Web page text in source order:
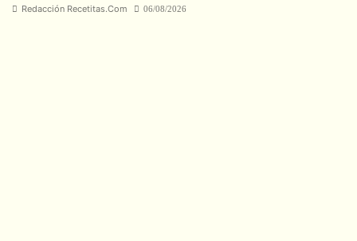
Redacción Recetitas.Com 06/08/2026